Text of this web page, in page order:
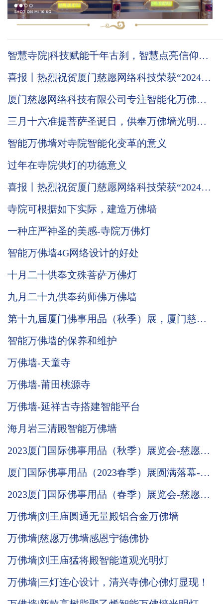
智慧寺院|科技赋能千年古刹，智慧点亮信仰之
喜报丨热烈祝贺厦门慈愿网络科技荣获“2024国
厦门慈愿网络科技有限公司专注智能化万佛墙
三月十六准提菩萨圣诞日，供奉万佛墙光明灯
智能万佛墙对寺院智能化变革的意义
过年在寺院供灯的功德意义
喜报丨热烈祝贺厦门慈愿网络科技荣获“2024国
寺院可根据如下实际，建造万佛墙
一种庄严神圣的美感-寺院万佛灯
智能万佛墙4G网络设计的好处
十月二十供奉文殊菩萨万佛灯
九月二十九供奉药师佛万佛墙
第十九届厦门佛事用品（秋季）展，厦门慈愿
智能万佛墙的保养和维护
万佛墙-天童寺
万佛墙-莆田桃源寺
万佛墙-延祥古寺搭建智能平台
海月岩三清殿智能万佛墙
2023厦门国际佛事用品（秋季）展览会-慈愿邀
厦门国际佛事用品（2023春季）展圆满落幕-慈
2023厦门国际佛事用品（春季）展览会-慈愿邀
万佛墙|刘王庙圆通无量殿铝合金万佛墙
万佛墙|慈愿万佛墙感恩宁德佛协
万佛墙|刘王庙猛将殿智能道观光明灯
万佛墙|三灯连心设计，清兴寺佛心佛灯显现！